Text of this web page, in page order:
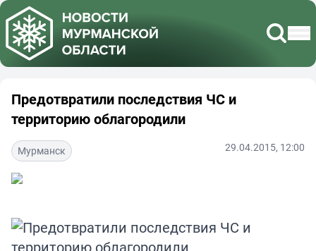
Предотвратили последствия ЧС и
территорию облагородили
Мурманск 29.04.2015, 12:00